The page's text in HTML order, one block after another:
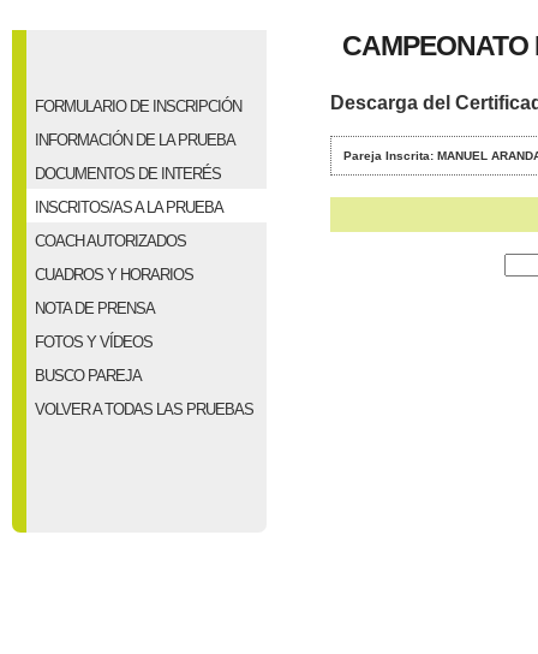
FORMULARIO DE INSCRIPCIÓN
INFORMACIÓN DE LA PRUEBA
DOCUMENTOS DE INTERÉS
INSCRITOS/AS A LA PRUEBA
COACH AUTORIZADOS
CUADROS Y HORARIOS
NOTA DE PRENSA
FOTOS Y VÍDEOS
BUSCO PAREJA
VOLVER A TODAS LAS PRUEBAS
CAMPEONATO
Descarga del
Pareja Inscrita: MANUEL